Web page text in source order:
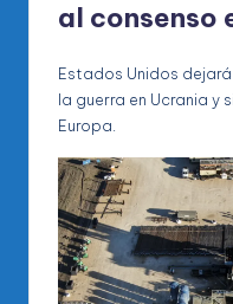
al consenso
Estados Unidos
la guerra en Ucrania y
Europa.